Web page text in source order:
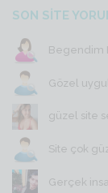
SON SİTE
Begendim
Gözel
güzel site
Site çok
Gerçek